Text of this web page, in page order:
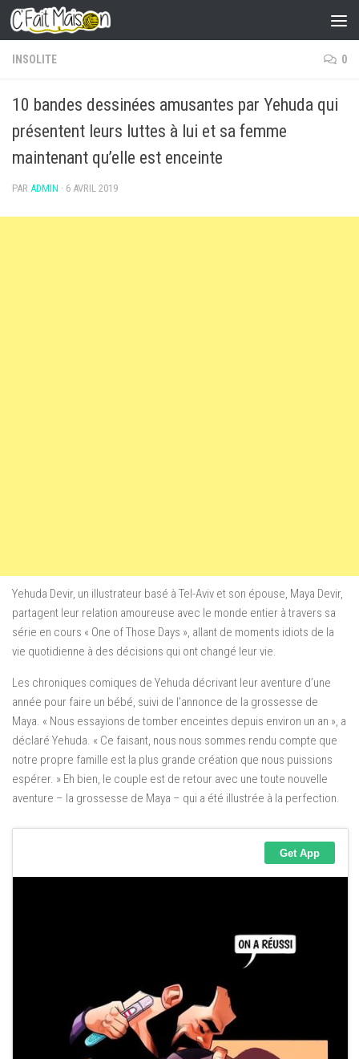
Skip to content
INSOLITE 0
10 bandes dessinées amusantes par Yehuda qui
présentent leurs luttes à lui et sa femme
maintenant qu’elle est enceinte
PAR ADMIN · 6 AVRIL 2019
Yehuda Devir, un illustrateur basé à Tel-Aviv et son épouse, Maya Devir,
partagent leur relation amoureuse avec le monde entier à travers sa
série en cours « One of Those Days », allant de moments idiots de la
vie quotidienne à des décisions qui ont changé leur vie.
Les chroniques comiques de Yehuda décrivant leur aventure d’une
année pour faire un bébé, suivi de l’annonce de la grossesse de
Maya. « Nous essayions de tomber enceintes depuis environ un an », a
déclaré Yehuda. « Ce faisant, nous nous sommes rendu compte que
notre propre famille est la plus grande création que nous puissions
espérer. » Eh bien, le couple est de retour avec une toute nouvelle
aventure – la grossesse de Maya – qui a été illustrée à la perfection.